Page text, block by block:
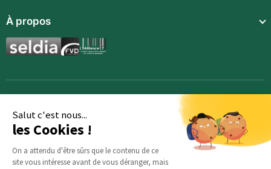
Salut c'est nous...
les Cookies !
On a attendu d'être sûrs que le contenu de ce
site vous intéresse avant de vous déranger, mais
Compléments alimentaires
Boissons techniques
Communauté
Magazine
À propos
Qui sommes-nous ?
Opportunités
Inscription